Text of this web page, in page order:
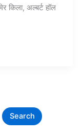
किला, अल्बर्ट हॉल
Search